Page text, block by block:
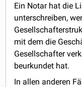
Ein Notar hat die
unterschreiben,
mit dem die
Gesellschafter
beurkundet hat.
In allen anderen